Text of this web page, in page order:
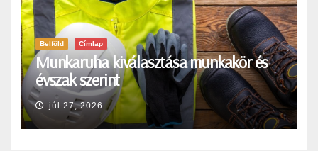
Belföld Címlap
Munkaruha kiválasztása munkakör és
évszak szerint
júl 27, 2026